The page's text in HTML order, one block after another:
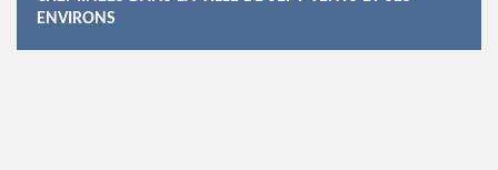
ENVIRONS